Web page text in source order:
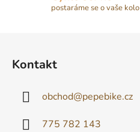
postaráme se o vaše kolo
Kontakt
obchod@pepebike.cz
775 782 143